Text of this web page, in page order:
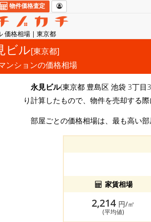
価格相場 | 東京都
物件価格査定
ビル[東京都]
ンションの価格相場
永見ビル(東京都 豊島区 池袋 3丁
り計算したもので、物件を売却する
部屋ごとの価格相場は、最も高い
家賃相場
2,214 円/㎡
(平均値)